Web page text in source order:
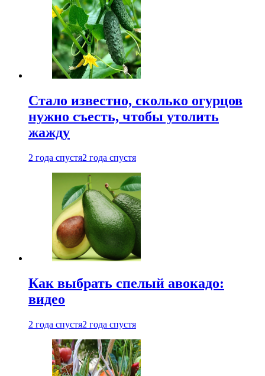
Стало известно, сколько огурцов
нужно съесть, чтобы утолить
жажду
2 года спустя2 года спустя
Как выбрать спелый авокадо:
видео
2 года спустя2 года спустя